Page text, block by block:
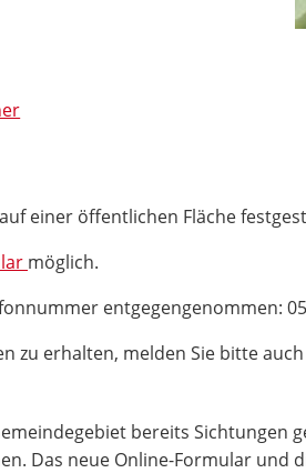
einer öffentlichen Fläche
möglich.
entgegengenommen:
zu erhalten, melden Sie bitte
bereits Sichtungen
Das neue Online-Formular